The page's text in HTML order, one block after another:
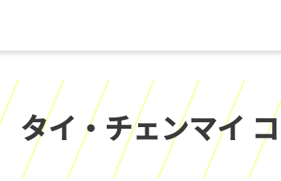
タイ・チェンマイ